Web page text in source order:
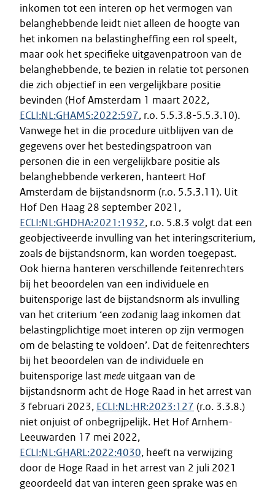
inkomen tot een interen op het vermogen van
belanghebbende leidt niet alleen de hoogte van
het inkomen na belastingheffing een rol speelt,
maar ook het specifieke uitgavenpatroon van de
belanghebbende, te bezien in relatie tot personen
die zich objectief in een vergelijkbare positie
bevinden (Hof Amsterdam 1 maart 2022,
ECLI:NL:GHAMS:2022:597, r.o. 5.5.3.8-5.5.3.10).
Vanwege het in die procedure uitblijven van de
gegevens over het bestedingspatroon van
personen die in een vergelijkbare positie als
belanghebbende verkeren, hanteert Hof
Amsterdam de bijstandsnorm (r.o. 5.5.3.11). Uit
Hof Den Haag 28 september 2021,
ECLI:NL:GHDHA:2021:1932, r.o. 5.8.3 volgt dat een
geobjectiveerde invulling van het interingscriterium,
zoals de bijstandsnorm, kan worden toegepast.
Ook hierna hanteren verschillende feitenrechters
bij het beoordelen van een individuele en
buitensporige last de bijstandsnorm als invulling
van het criterium ‘een zodanig laag inkomen dat
belastingplichtige moet interen op zijn vermogen
om de belasting te voldoen’. Dat de feitenrechters
bij het beoordelen van de individuele en
buitensporige lastmede uitgaan van de
bijstandsnorm acht de Hoge Raad in het arrest van
3 februari 2023, ECLI:NL:HR:2023:127 (r.o. 3.3.8.)
niet onjuist of onbegrijpelijk. Het Hof Arnhem-
Leeuwarden 17 mei 2022,
ECLI:NL:GHARL:2022:4030, heeft na verwijzing
door de Hoge Raad in het arrest van 2 juli 2021
geoordeeld dat van interen geen sprake was en